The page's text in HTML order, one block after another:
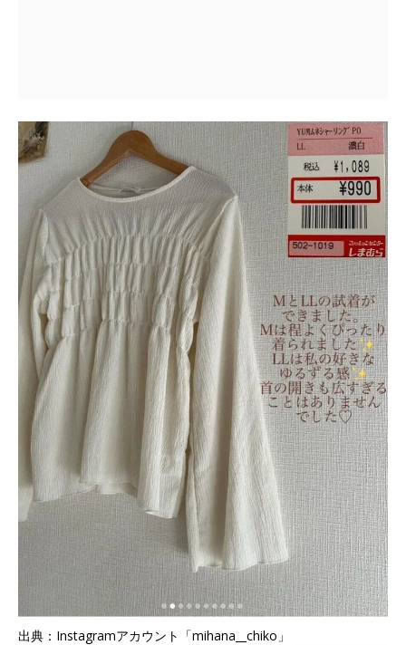
出典：Instagramアカウント「mihana__chiko」